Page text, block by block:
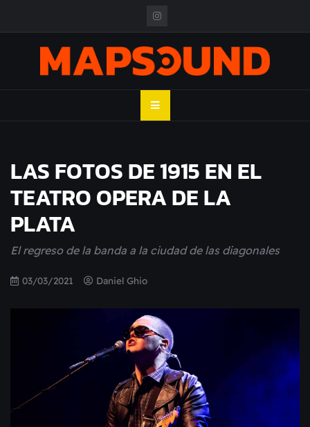
MAPSOUND
LAS FOTOS DE 1915 EN EL
TEATRO OPERA DE LA
PLATA
El regreso de la banda a la ciudad de las diagonales
03/03/2021 Daniel Ghio